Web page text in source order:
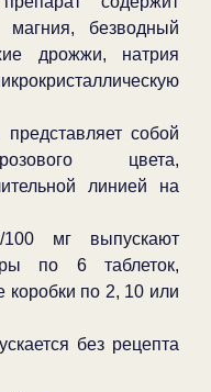
безводный
дрожжи, натрия
собой
цвета,
линией на
100 мг выпускают
по 6 таблеток,
по 2, 10 или
без рецепта